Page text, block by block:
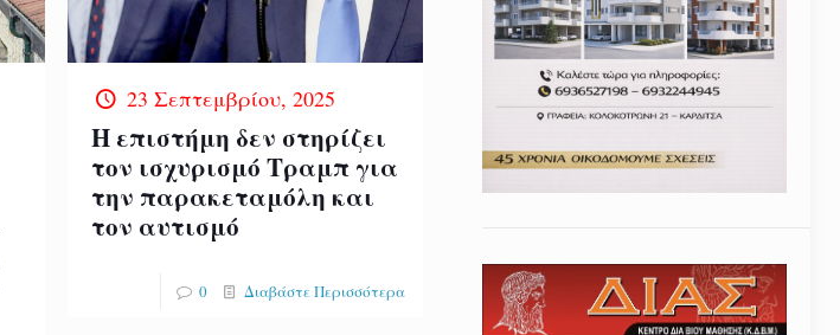
23 Σεπτεμβρίου, 2025
Η επιστήμη δεν στηρίζει
τον ισχυρισμό Τραμπ για
την παρακεταμόλη και
τον αυτισμό
0 Διαβάστε Περισσότερα